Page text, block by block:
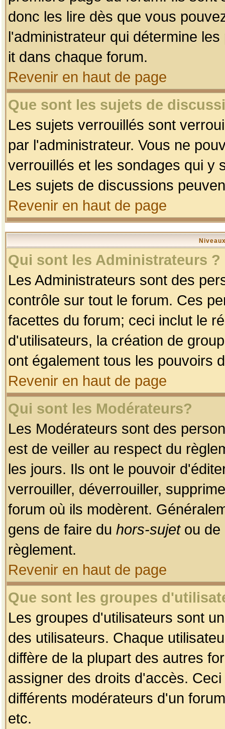
donc les lire dès que vous
l'administrateur qui détermine
it dans chaque forum.
Revenir en haut de page
Que sont les sujets de
Les sujets verrouillés sont
par l'administrateur. Vous ne
verrouillés et les sondages qui y
Les sujets de discussions
Revenir en haut de page
Qui sont les Administrateurs ?
Les Administrateurs sont des
contrôle sur tout le forum. Ces
facettes du forum; ceci inclut le
d'utilisateurs, la création de
ont également tous les pouvoirs
Revenir en haut de page
Qui sont les Modérateurs?
Les Modérateurs sont des
est de veiller au respect du
les jours. Ils ont le pouvoir
verrouiller, déverrouiller,
forum où ils modèrent.
gens de faire du hors-sujetou de
règlement.
Revenir en haut de page
Que sont les groupes
Les groupes d'utilisateurs sont
des utilisateurs. Chaque
diffère de la plupart des autres
assigner des droits d'accès.
différents modérateurs d'un
etc.